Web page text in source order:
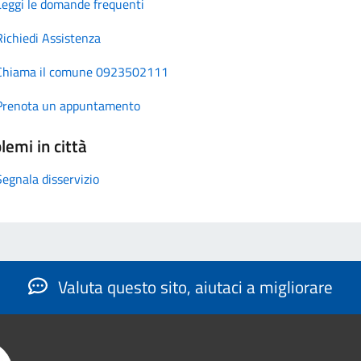
Assistenza
il comune 0923502111
un appuntamento
in città
disservizio
Valuta questo sito, aiutaci a migliorare